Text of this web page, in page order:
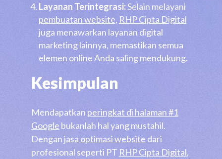
Layanan Terintegrasi:Selain melayani
pembuatan website, RHP Cipta Digital
juga menawarkan layanan digital
marketing lainnya, memastikan semua
elemen online Anda saling mendukung.
Kesimpulan
Mendapatkan peringkat di halaman #1
Google bukanlah hal yang mustahil.
Denganjasa optimasi website dari
profesional seperti PT RHP Cipta Digital,